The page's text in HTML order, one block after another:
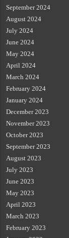
September 2024
August 2024
July 2024
June 2024
May 2024
April 2024
March 2024
February 2024
January 2024
December 2023
November 2023
October 2023
September 2023
August 2023
July 2023
June 2023
May 2023
April 2023
March 2023
February 2023